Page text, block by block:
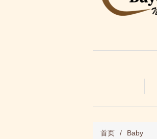
首页 / Baby